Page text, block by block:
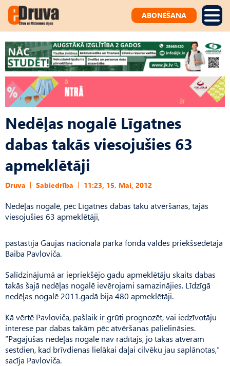
ABONĒŠANA
Nedēļas nogalē Līgatnes
dabas takās viesojušies 63
apmeklētāji
Druva Sabiedrība 11:23, 15. Mai, 2012
Nedēļas nogalē, pēc Līgatnes dabas taku atvēršanas, tajās
viesojušies 63 apmeklētāji,
pastāstīja Gaujas nacionālā parka fonda valdes priekšsēdētāja
Baiba Pavloviča.
Salīdzinājumā ar iepriekšējo gadu apmeklētāju skaits dabas
takās šajā nedēļas nogalē ievērojami samazinājies. Līdzīgā
nedēļas nogalē 2011.gadā bija 480 apmeklētāji.
Kā vērtē Pavloviča, pašlaik ir grūti prognozēt, vai iedzīvotāju
interese par dabas takām pēc atvēršanas palielināsies.
“Pagājušās nedēļas nogale nav rādītājs, jo takas atvērām
sestdien, kad brīvdienas lielākai daļai cilvēku jau saplānotas,”
sacīja Pavloviča.